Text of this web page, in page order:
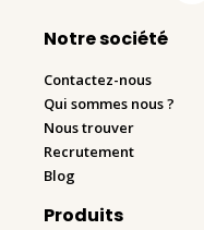
Notre société
Contactez-nous
Qui sommes nous ?
Nous trouver
Recrutement
Blog
Produits